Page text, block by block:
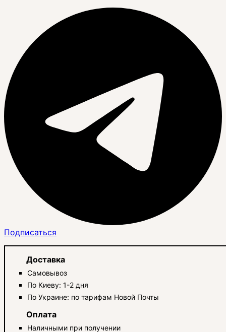
Подписаться
Доставка
Самовывоз
По Киеву: 1-2 дня
По Украине: по тарифам Новой Почты
Оплата
Наличными при получении